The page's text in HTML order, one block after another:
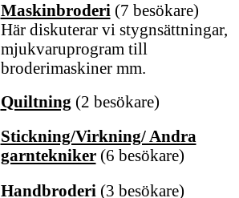
Maskinbroderi (7 besökare)
Här diskuterar vi stygnsättningar,
mjukvaruprogram till
broderimaskiner mm.
Quiltning (2 besökare)
Stickning/Virkning/ Andra
garntekniker (6 besökare)
Handbroderi (3 besökare)